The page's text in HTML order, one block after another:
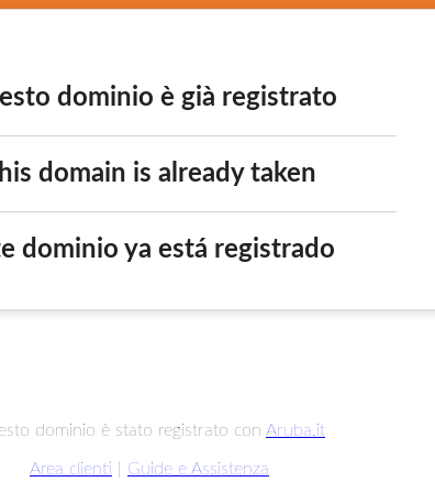
dominio è già registrato
domain is already taken
dominio ya está registrado
dominio è stato registrato con Aruba.it
Area clienti Guide e Assistenza